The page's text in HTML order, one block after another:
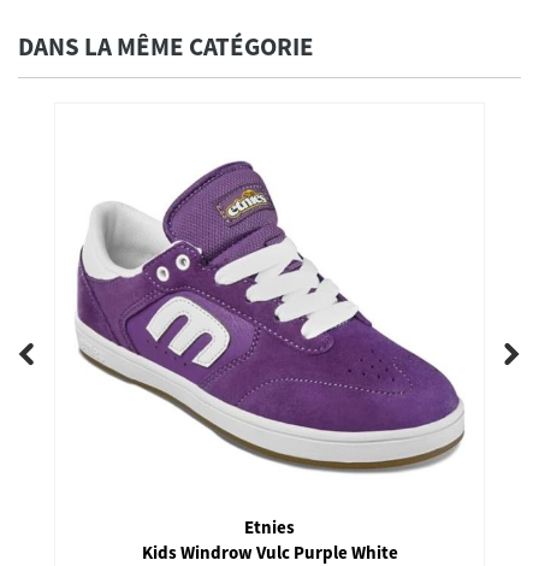
DANS LA MÊME CATÉGORIE
Etnies
Kids Windrow Vulc Purple White